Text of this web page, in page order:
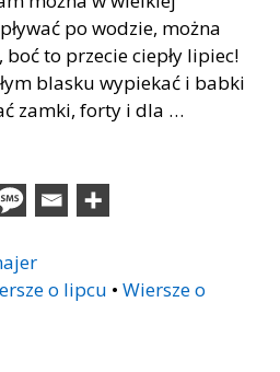
po wodzie, można
boć to przecie ciepły lipiec!
blasku wypiekać i babki
zamki, forty i dla …
o lipcu • Wiersze o